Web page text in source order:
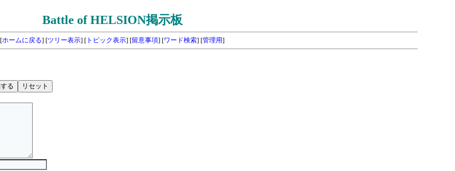
Battle of HELSION掲示板
[ホームに戻る] [ツリー表示] [ トピック表示] [留意事項] [ワード検索] [管理用]